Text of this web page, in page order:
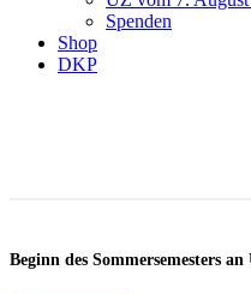
Spenden
Shop
DKP
Beginn des Sommersemesters